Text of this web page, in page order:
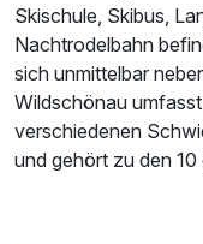
Skischule, Skibus,
Nachtrodelbahn
sich unmittelbar
Wildschönau
verschiedenen
und gehört zu den